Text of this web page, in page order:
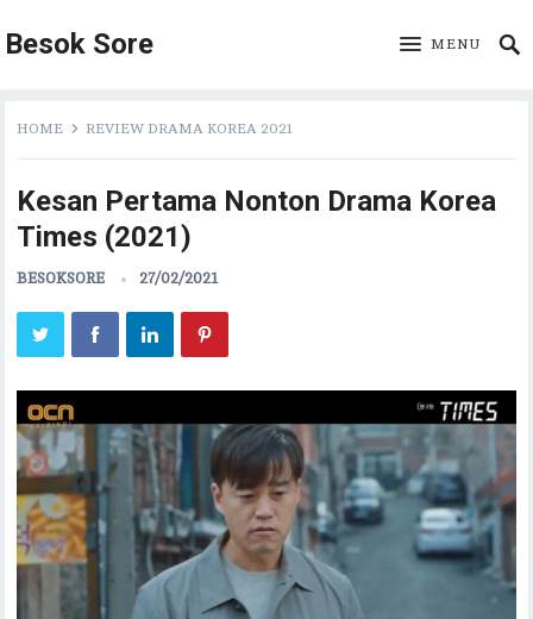
Besok Sore MENU
HOME REVIEW DRAMA KOREA 2021
Kesan Pertama Nonton Drama Korea
Times (2021)
BESOKSORE 27/02/2021